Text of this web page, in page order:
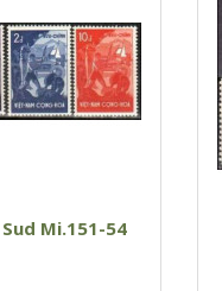
Mi.151-54